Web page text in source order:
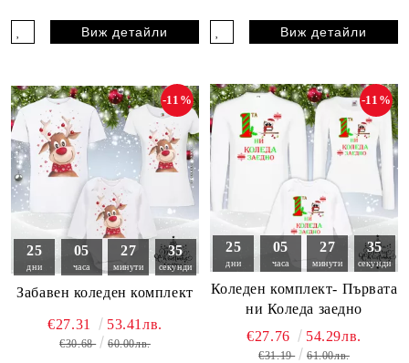
Виж детайли Виж детайли
25
дни
05
часа
27
минути
33
секунди
Забавен коледен комплект
-11%
€27.31 53.41лв.
€30.68 60.00лв.
25
дни
05
часа
27
минути
33
секунди
Коледен комплект- Първата
ни Коледа заедно
-11%
€27.76 54.29лв.
€31.19 61.00лв.